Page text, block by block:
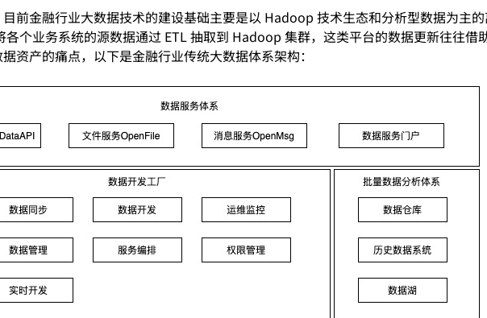
前金融行业大数据技术的建设基础主要是以 Hadoop 技术生态和分析型数据为主
个业务系统的源数据通过 ETL 抽取到 Hadoop 集群，这类平台的数据更新往往
资产的痛点，以下是金融行业传统大数据体系架构：